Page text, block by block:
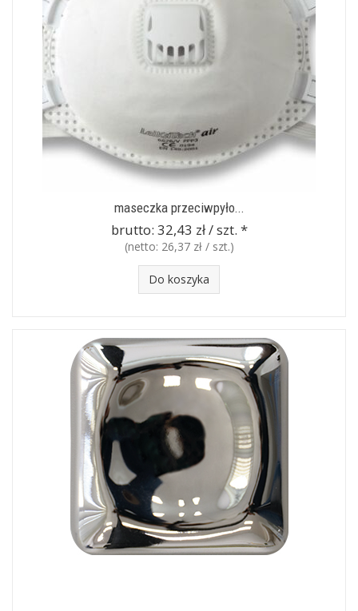
maseczka przeciwpyło...
brutto: 32,43 zł / szt. *
(netto: 26,37 zł / szt.)
Do koszyka